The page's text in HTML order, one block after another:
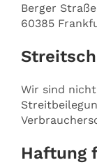
Berger
60385
Wir sind
Haftung